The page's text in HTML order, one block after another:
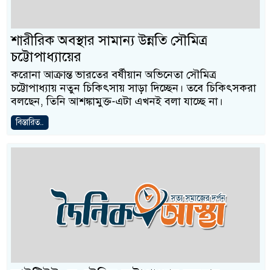
শারীরিক অবস্থার সামান্য উন্নতি সৌমিত্র
চট্টোপাধ্যায়ের
করোনা আক্রান্ত ভারতের বর্ষীয়ান অভিনেতা সৌমিত্র
চট্টোপাধ্যায় নতুন চিকিৎসায় সাড়া দিচ্ছেন। তবে চিকিৎসকরা
বলছেন, তিনি আশঙ্কামুক্ত-এটা এখনই বলা যাচ্ছে না।
বিস্তারিত..